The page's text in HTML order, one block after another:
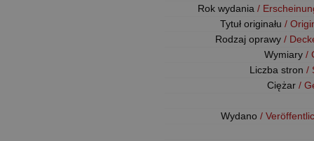
Rok wydania /
Tytuł originału /
Rodzaj oprawy /
Wymiary /
Liczba stron /
Ciężar /
Wydano /